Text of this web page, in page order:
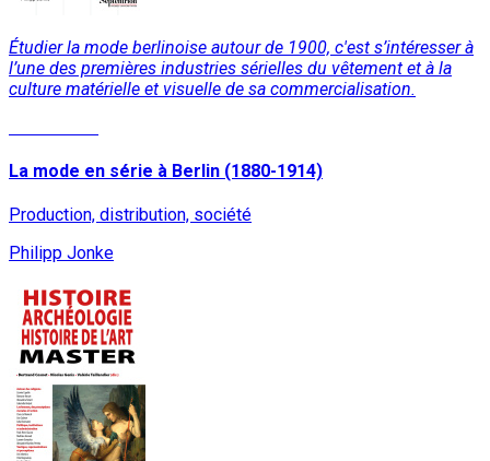
Étudier la mode berlinoise autour de 1900, c'est s’intéresser à
l’une des premières industries sérielles du vêtement et à la
culture matérielle et visuelle de sa commercialisation.
La mode en série à Berlin (1880-1914)
Production, distribution, société
Philipp Jonke